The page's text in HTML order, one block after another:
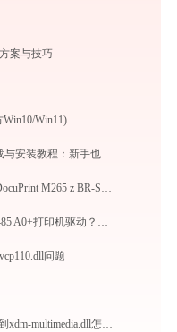
案与技巧
Win10/Win11)
Pantum P2500 Series打印机驱动下载与安装教程：新手也能轻松搞定
一文带你了解如何下载及安装FX DocuPrint M265 z BR-Script3打印机驱动
如何有效下载并安装爱普生SC-T5485 A0+打印机驱动？全方位指导手册
问题
沙漏验机助手 打开ShaLou.exe找不到xdm-multimedia.dll怎么办